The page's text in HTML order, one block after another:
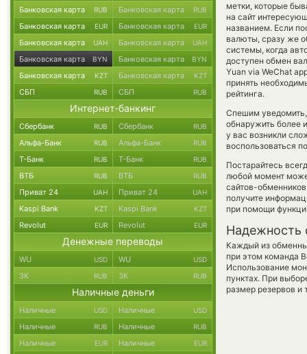
метки, которые
на сайт
названием. Если
валюты, сразу же
системы, когда
доступен обмен
Yuan via WeChat
принять
рейтинга.
Спешим
обнаружить более
у вас возникли
воспользоваться
Постарайтесь
любой момент
сайтов-
получите
при помощи
Надежность
Каждый из
при этом команда
Использование
пунктах. При
размер резервов и
Банковская карта RUB Банковская карта RUB
Банковская карта EUR Банковская карта EUR
Банковская карта UAH Банковская карта UAH
Банковская карта BYN Банковская карта BYN
Банковская карта KZT Банковская карта KZT
СБП RUB СБП RUB
Интернет-банкинг
Сбербанк RUB Сбербанк RUB
Альфа-Банк RUB Альфа-Банк RUB
Т-Банк RUB Т-Банк RUB
ВТБ RUB ВТБ RUB
Приват 24 UAH Приват 24 UAH
Kaspi Bank KZT Kaspi Bank KZT
Revolut EUR Revolut EUR
Денежные переводы
WU USD WU USD
ЗК RUB ЗК RUB
Наличные деньги
Наличные USD Наличные USD
Наличные RUB Наличные RUB
Наличные EUR Наличные EUR